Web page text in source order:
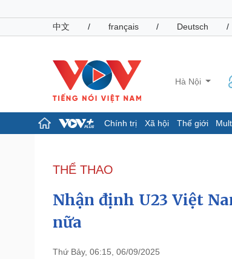
中文
/ français / Deutsch /
Hà Nội
Chính trị Xã hội Thế giới
Đảng
Tổ chức nhân sự
Nhận diện sự thật
Dấu ấn VOV
Pháp luật
THỂ THAO
Nhận định U23 Việt
nữa
Thứ Bảy, 06:15, 06/09/2025